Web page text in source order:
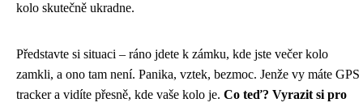
kolo skutečně ukradne.
Představte si situaci – ráno jdete k zámku, kde jste večer kolo
zamkli, a ono tam není. Panika, vztek, bezmoc. Jenže vy máte GPS
tracker a vidíte přesně, kde vaše kolo je. Co teď? Vyrazit si pro